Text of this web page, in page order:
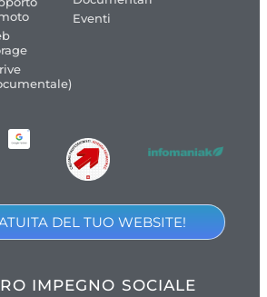
Eventi
DEL TUO WEBSITE!
IMPEGNO SOCIALE